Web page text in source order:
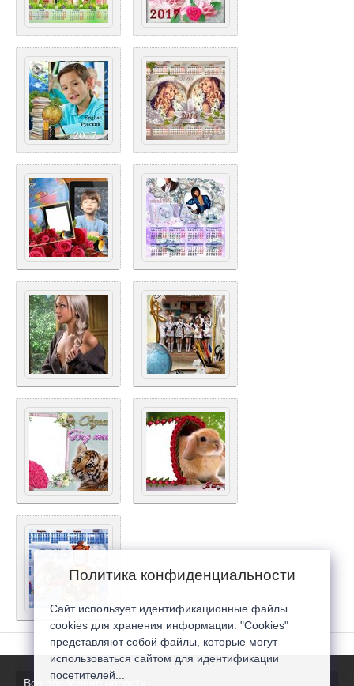
Все последние новости
Политика конфиденциальности
Сайт использует идентификационные файлы
cookies для хранения информации. "Cookies"
представляют собой файлы, которые могут
использоваться сайтом для идентификации
посетителей...